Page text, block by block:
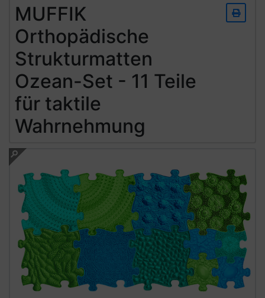
MUFFIK
Orthopädische
Strukturmatten
Ozean-Set - 11 Teile
für taktile
Wahrnehmung